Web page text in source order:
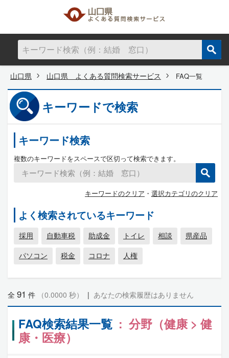
山口県 山口県 よくある質問検索サービス FAQ一覧
キーワードで検索
キーワード検索
複数のキーワードをスペースで区切って検索できます。
キーワードのクリア ・ 選択カテゴリのクリア
よく検索されているキーワード
採用 自動車税 助成金 トイレ 相談
県産品
パソコン
税金 コロナ 人権
全 91 件 （0.0000 秒） | あなたの検索履歴はありません
FAQ検索結果一覧 : 分野（健康 > 健
康・医療）